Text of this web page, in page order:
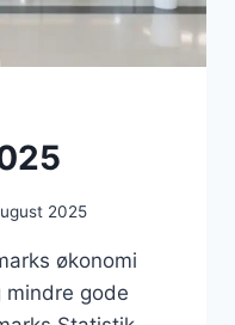
2025
økonomi
mindre gode